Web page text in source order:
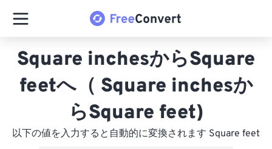
Square inchesからSquare
feetへ（ Square inchesか
らSquare feet)
以下の値を入力すると自動的に変換されます Square feet